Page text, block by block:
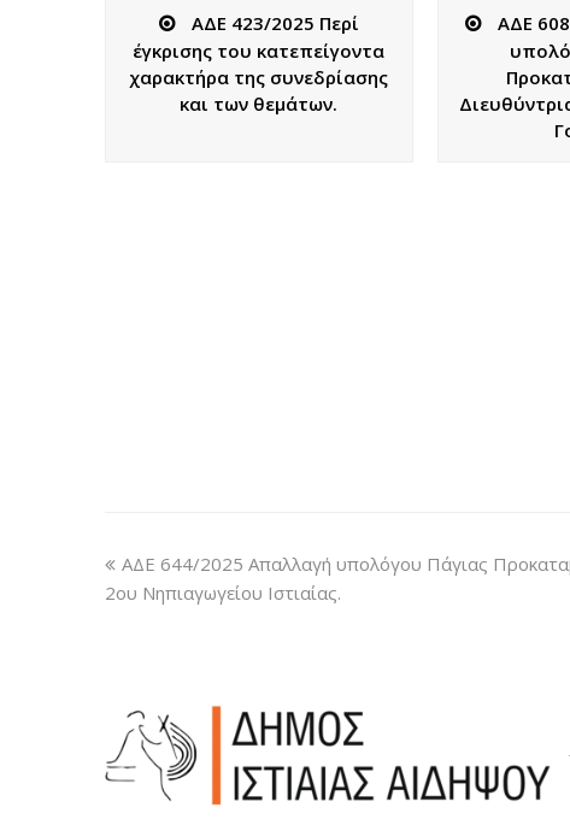
ΑΔΕ 423/2025 Περί
έγκρισης του κατεπείγοντα
χαρακτήρα της συνεδρίασης
και των θεμάτων.
ΑΔΕ
ΑΔΕ 644/2025 Απαλλαγή υπολόγου Πάγιας
2ου Νηπιαγωγείου Ιστιαίας.